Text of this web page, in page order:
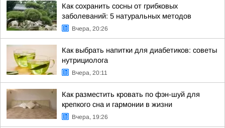
Как сохранить сосны от грибковых
заболеваний: 5 натуральных методов
Вчера, 20:26
Как выбрать напитки для диабетиков: советы
нутрициолога
Вчера, 20:11
Как разместить кровать по фэн-шуй для
крепкого сна и гармонии в жизни
Вчера, 19:26